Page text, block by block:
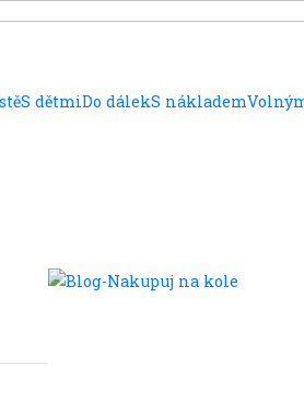
S dětmiDo dálekS nákladem